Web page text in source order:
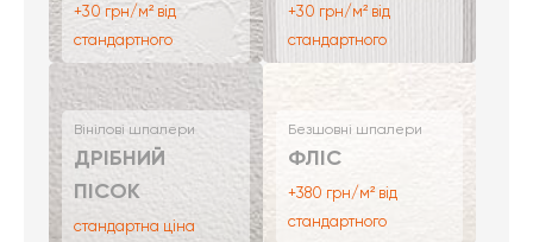
+30 грн/м² від
стандартного
+30 грн/м² від
стандартного
Вінілові шпалери
ДРІБНИЙ
ПІСОК
стандартна ціна
Безшовні шпалери
ФЛІС
+380 грн/м² від
стандартного